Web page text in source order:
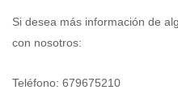
Si desea más información de
con nosotros:
Teléfono: 679675210